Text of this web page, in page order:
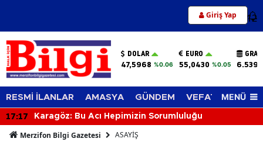
Giriş Yap 12
DOLAR
47,5968 %0.06
EURO
55,0430 %0.05
RESMİ İLANLAR AMASYA GÜNDEM VEFAT EDENLER
MENÜ
16:38
Merzifon'da Futbol Ne Zaman Başladı?
Merzifon Bilgi Gazetesi ASAYİŞ